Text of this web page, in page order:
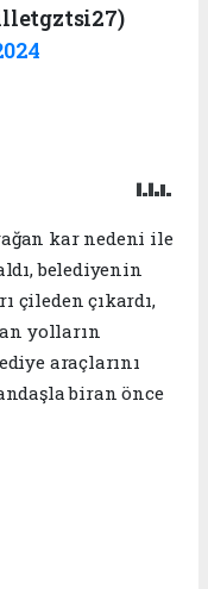
kar nedeni ile
belediyenin
çileden çıkardı,
yolların
araçlarını
biran önce